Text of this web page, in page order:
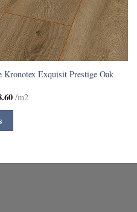
Exquisit Prestige Oak
/m2